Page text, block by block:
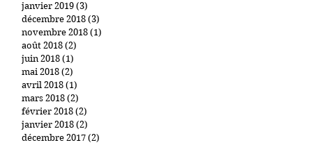
janvier 2019 (3)
décembre 2018 (3)
novembre 2018 (1)
août 2018 (2)
juin 2018 (1)
mai 2018 (2)
avril 2018 (1)
mars 2018 (2)
février 2018 (2)
janvier 2018 (2)
décembre 2017 (2)